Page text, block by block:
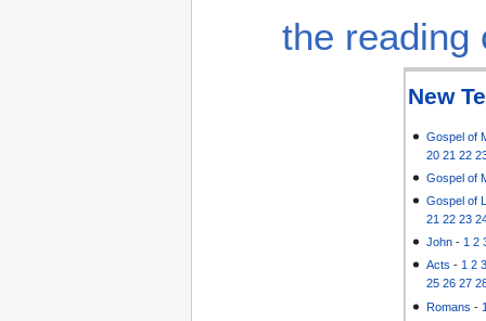
the reading
New
Gospel of
20 21 22
Gospel of
Gospel of
21 22 23
John - 1 2
Acts -1 2
25 26 27
Romans -